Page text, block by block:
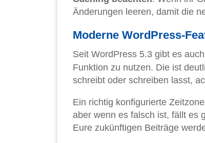
Änderungen leeren, damit die
Moderne WordPress-
Seit WordPress 5.3 gibt es
Funktion zu nutzen. Die ist
schreibt oder schreiben lasst,
Ein richtig konfigurierte
aber wenn es falsch ist, fällt es
Eure zukünftigen Beiträge